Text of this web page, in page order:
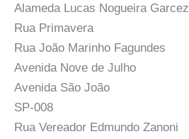
Alameda Lucas Nogueira Garcez
Rua Primavera
Rua João Marinho Fagundes
Avenida Nove de Julho
Avenida São João
SP-008
Rua Vereador Edmundo Zanoni